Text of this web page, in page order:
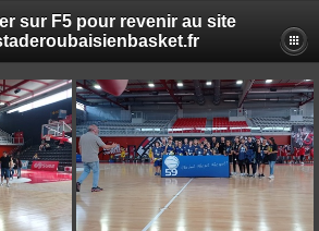
sur F5 pour revenir au site